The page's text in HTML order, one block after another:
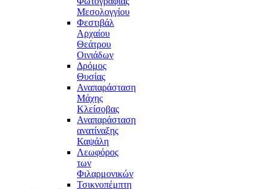
Μεσολογγίου
Φεστιβάλ
Αρχαίου
Θεάτρου
Οινιάδων
Δρόμος
Θυσίας
Αναπαράσταση
Μάχης
Κλείσοβας
Αναπαράσταση
ανατίναξης
Καψάλη
Λεωφόρος
των
Φιλαρμονικών
Τσικνοπέμπτη